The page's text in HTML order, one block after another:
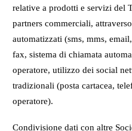
relative a prodotti e servizi del
partners commerciali,
automatizzati (sms, mms,
fax, sistema di chiamata
operatore, utilizzo dei social
tradizionali (posta cartacea,
operatore).
Condivisione dati con altre